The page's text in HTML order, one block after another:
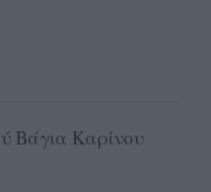
Βάγια Καρίνου